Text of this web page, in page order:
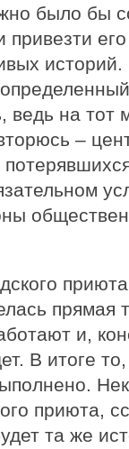
было бы
его
ведь на тот
–
прямая
и,
В итоге
приюта,
та же